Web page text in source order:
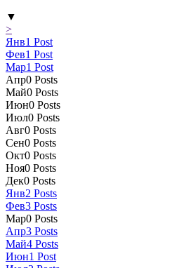
▼
>
Янв1 Post
Фев1 Post
Мар1 Post
Апр0 Posts
Май0 Posts
Июн0 Posts
Июл0 Posts
Авг0 Posts
Сен0 Posts
Окт0 Posts
Ноя0 Posts
Дек0 Posts
Янв2 Posts
Фев3 Posts
Мар0 Posts
Апр3 Posts
Май4 Posts
Июн1 Post